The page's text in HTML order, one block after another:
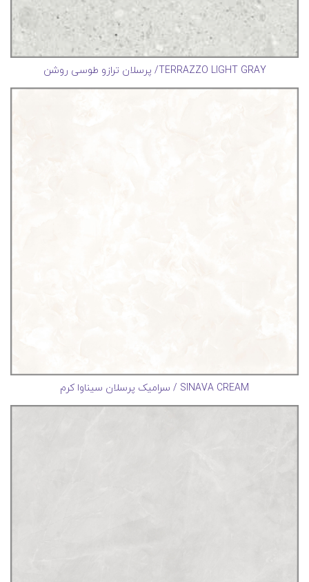
TERRAZZO LIGHT GRAY/ پرسلان ترازو طوسی روشن
SINAVA CREAM / سرامیک پرسلان سیناوا کرم